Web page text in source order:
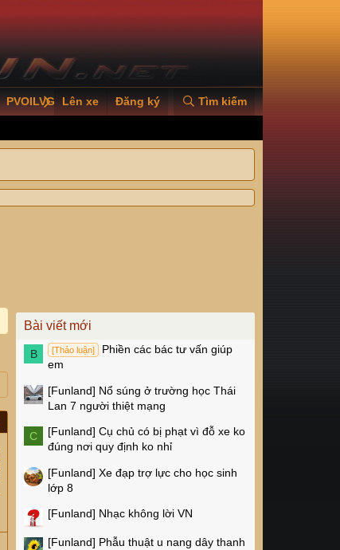
PVOILVGC2026
Lên xe Đăng ký Tìm kiếm
Bài viết mới
B [Thảo luận]
Phiền các bác tư vấn giúp
em
[Funland] Nổ súng ở trường học Thái
Lan 7 người thiệt mạng
C [Funland] Cụ chủ có bị phạt vì đỗ xe ko
đúng nơi quy định ko nhỉ
[Funland] Xe đạp trợ lực cho học sinh
lớp 8
[Funland] Nhạc không lời VN
[Funland] Phẫu thuật u nang dây thanh